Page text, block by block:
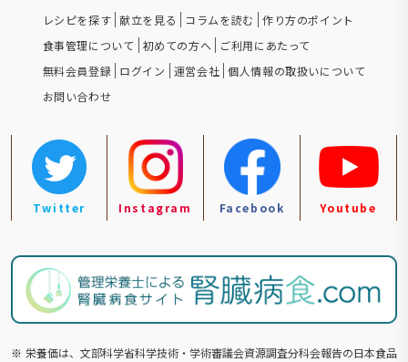
レシピを探す 献立を見る コラムを読む
作り方のポイント
食事管理について
初めての方へ
ご利用にあたって
無料会員登録 ログイン 運営会社 個人情報の取扱いについて
お問い合わせ
Twitter Instagram Facebook Youtube
※ 栄養価は、文部科学省科学技術・学術審議会資源調査分科会報告の⽇本食品